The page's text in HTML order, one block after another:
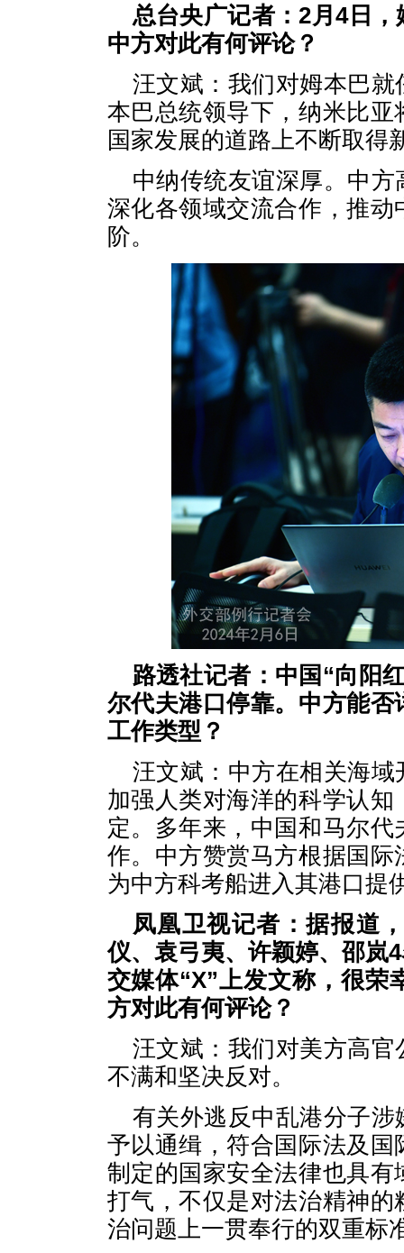
总台央广记者：2月4日
中方对此有何评论？
汪文斌：我们对姆本巴
本巴总统领导下，纳米比
国家发展的道路上不断取得
中纳传统友谊深厚。中
深化各领域交流合作，推
阶。
路透社记者：中国“向阳
尔代夫港口停靠。中方能
工作类型？
汪文斌：中方在相关海
加强人类对海洋的科学认
定。多年来，中国和马尔
作。中方赞赏马方根据国
为中方科考船进入其港口提
凤凰卫视记者：据报道
仪、袁弓夷、许颖婷、邵岚
交媒体“X”上发文称，很荣
方对此有何评论？
汪文斌：我们对美方高
不满和坚决反对。
有关外逃反中乱港分子
予以通缉，符合国际法及
制定的国家安全法律也具
打气，不仅是对法治精神
治问题上一贯奉行的双重标